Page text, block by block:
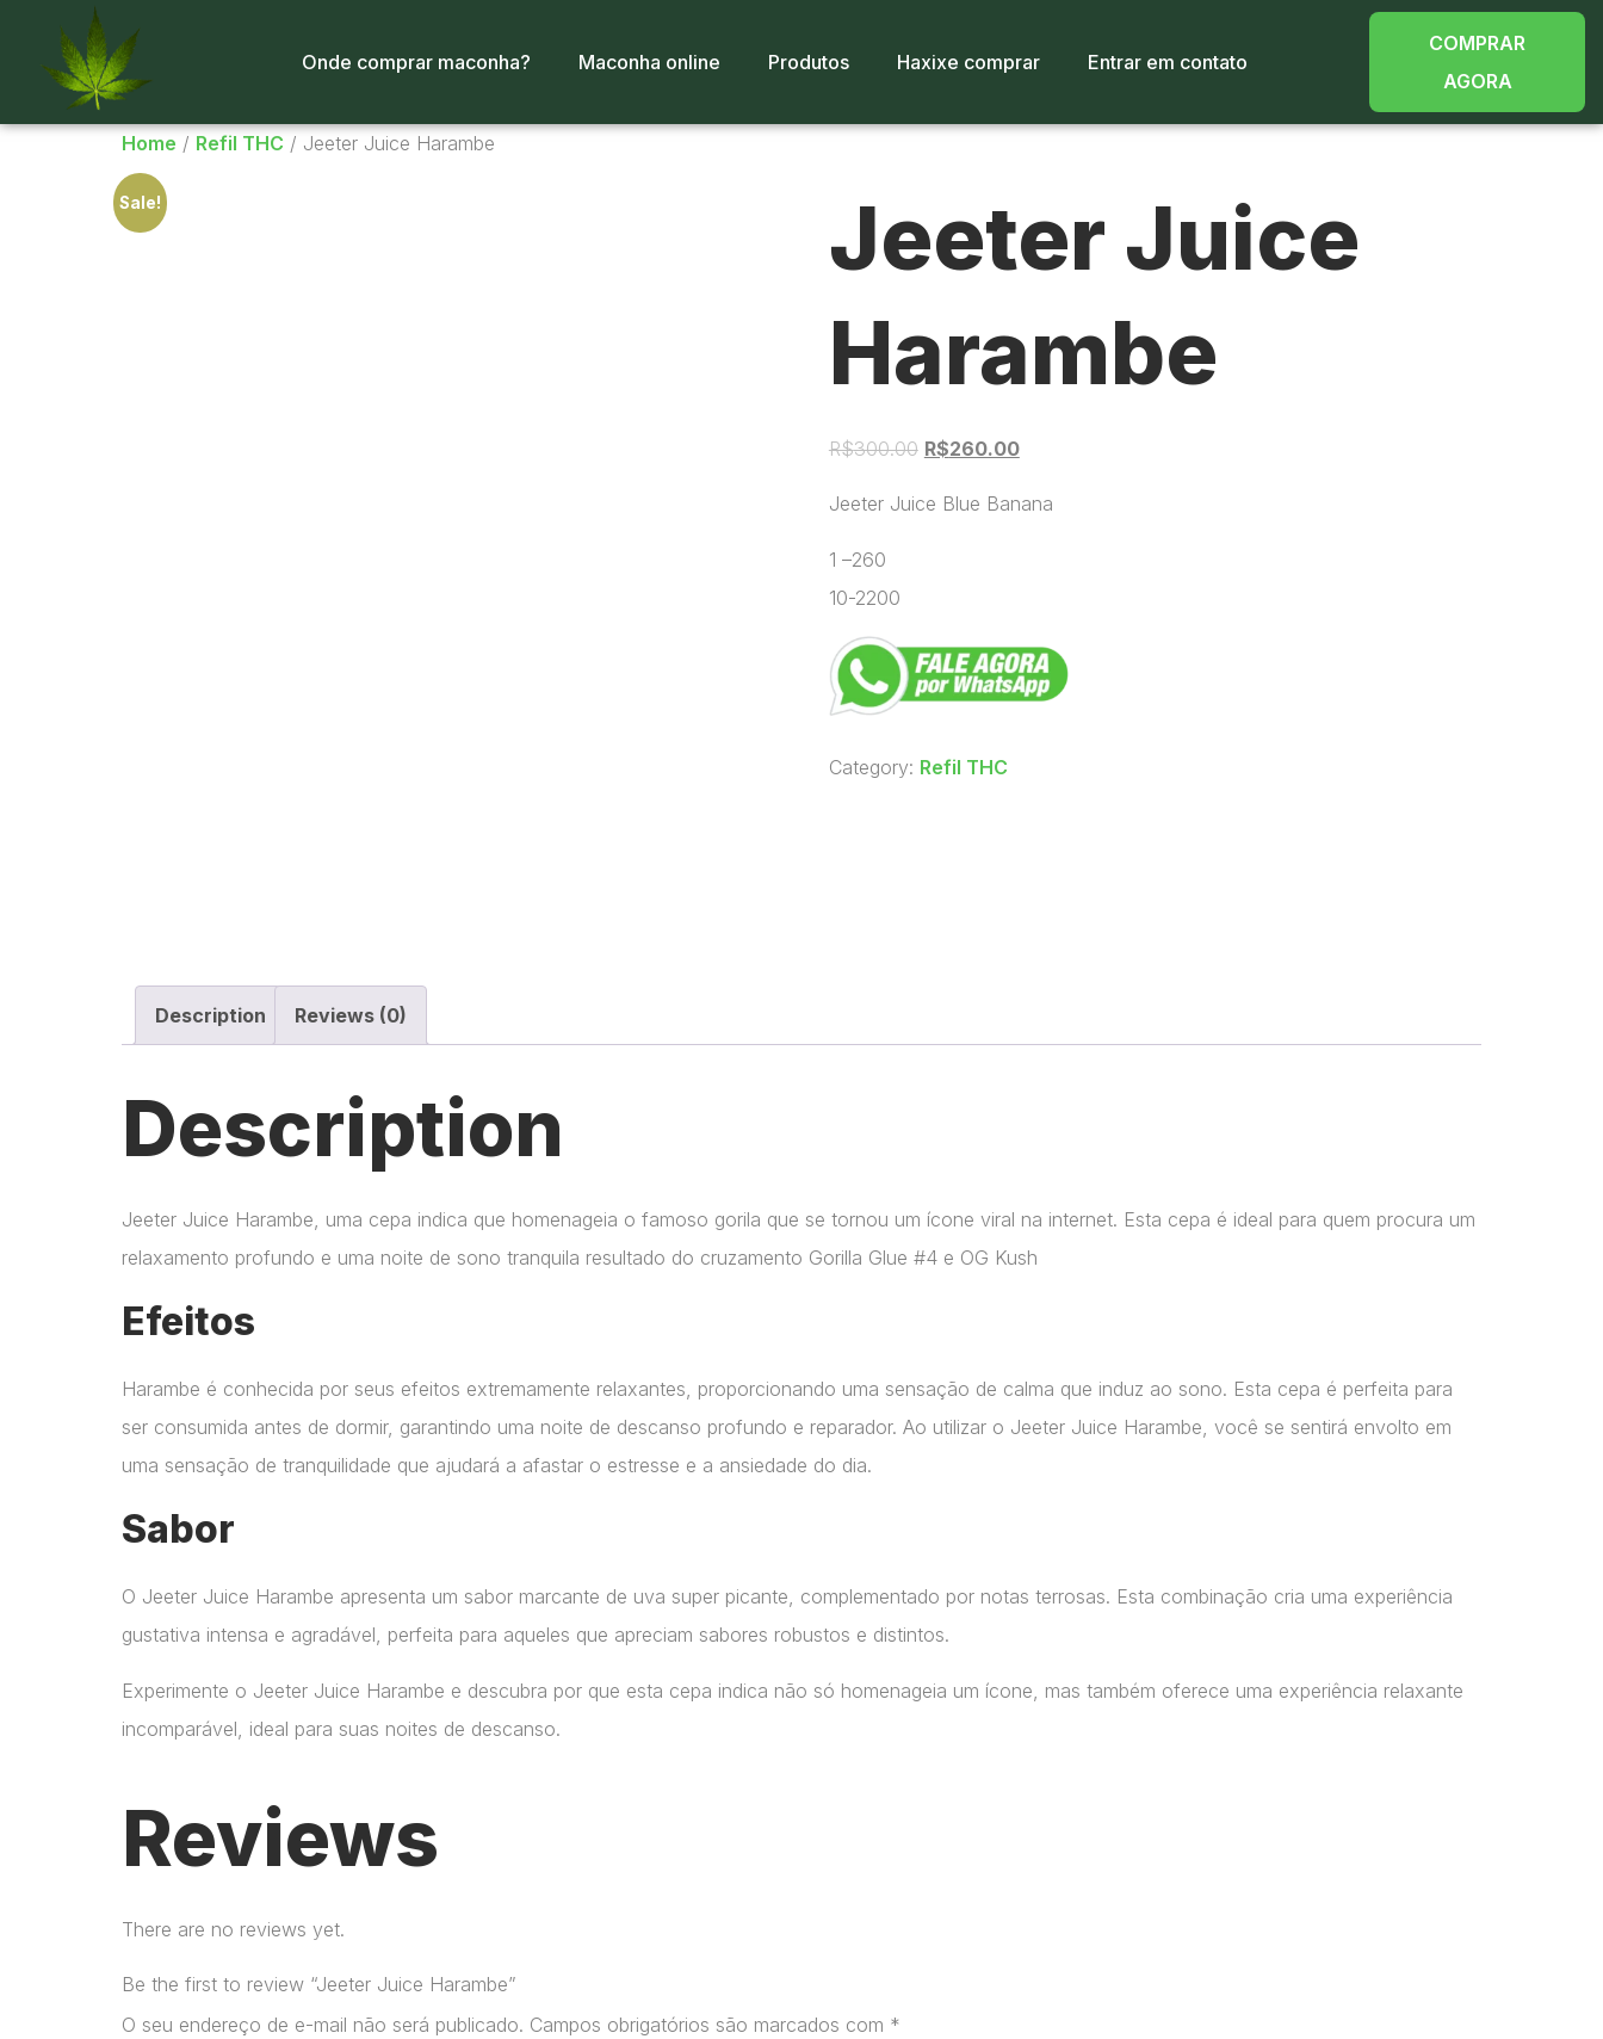
Onde comprar maconha? Maconha online Produtos Haxixe comprar Entrar em contato
COMPRAR
AGORA
Home / Refil THC / Jeeter Juice Harambe
Sale!
Jeeter Juice
Harambe
R$300.00 R$260.00
Jeeter Juice Blue Banana
1 –260
10-2200
Category: Refil THC
Description Reviews (0)
Description
Jeeter Juice Harambe, uma cepa indica que homenageia o famoso gorila que se tornou um ícone viral na internet. Esta cepa é ideal para quem procura um
relaxamento profundo e uma noite de sono tranquila resultado do cruzamento Gorilla Glue #4 e OG Kush
Efeitos
Harambe é conhecida por seus efeitos extremamente relaxantes, proporcionando uma sensação de calma que induz ao sono. Esta cepa é perfeita para
ser consumida antes de dormir, garantindo uma noite de descanso profundo e reparador. Ao utilizar o Jeeter Juice Harambe, você se sentirá envolto em
uma sensação de tranquilidade que ajudará a afastar o estresse e a ansiedade do dia.
Sabor
O Jeeter Juice Harambe apresenta um sabor marcante de uva super picante, complementado por notas terrosas. Esta combinação cria uma experiência
gustativa intensa e agradável, perfeita para aqueles que apreciam sabores robustos e distintos.
Experimente o Jeeter Juice Harambe e descubra por que esta cepa indica não só homenageia um ícone, mas também oferece uma experiência relaxante
incomparável, ideal para suas noites de descanso.
Reviews
There are no reviews yet.
Be the first to review “Jeeter Juice Harambe”
O seu endereço de e-mail não será publicado. Campos obrigatórios são marcados com *